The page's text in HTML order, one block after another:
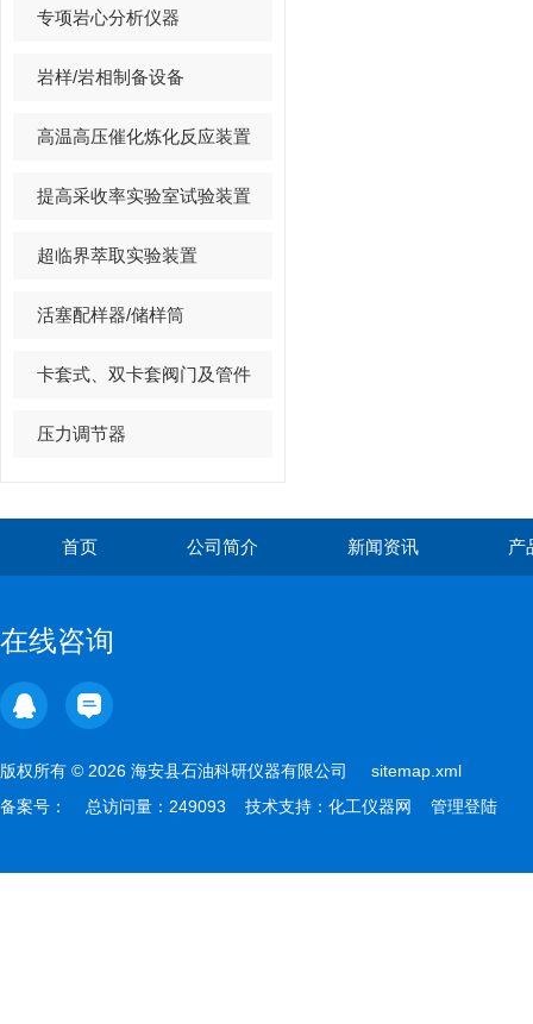
专项岩心分析仪器
岩样/岩相制备设备
高温高压催化炼化反应装置
提高采收率实验室试验装置
超临界萃取实验装置
活塞配样器/储样筒
卡套式、双卡套阀门及管件
压力调节器
首页 公司简介 新闻资讯 产
在线咨询
版权所有 © 2026 海安县石油科研仪器有限公司 sitemap.xml
备案号：
总访问量：249093 技术支持： 化工仪器网 管理登陆